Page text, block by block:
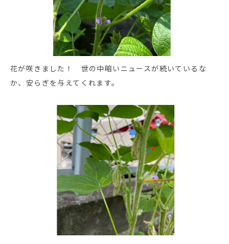
花が咲きました！ 世の中暗いニュースが続いているな
か、安らぎを与えてくれます。